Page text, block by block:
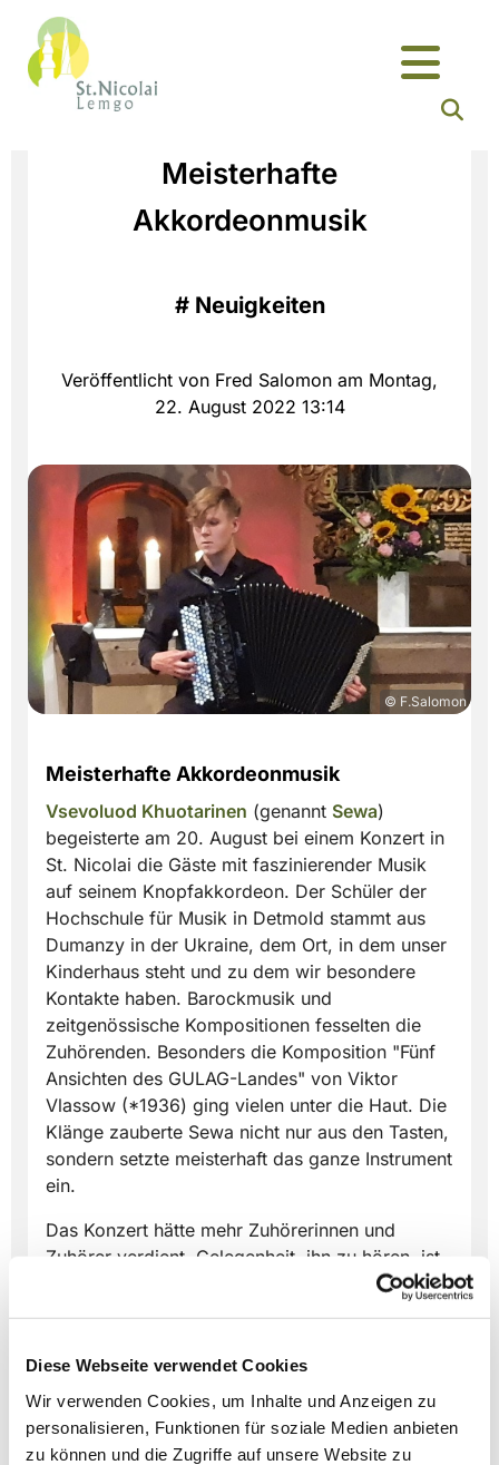
Diese Webseite verwendet Cookies
Wir verwenden Cookies, um Inhalte und Anzeigen zu
personalisieren, Funktionen für soziale Medien anbieten
zu können und die Zugriffe auf unsere Website zu
Meisterhafte
Akkordeonmusik
# Neuigkeiten
Veröffentlicht von Fred Salomon am Montag,
22. August 2022 13:14
© F.Salomon
Meisterhafte Akkordeonmusik
Vsevoluod Khuotarinen (genannt Sewa)
begeisterte am 20. August bei einem Konzert in
St. Nicolai die Gäste mit faszinierender Musik
auf seinem Knopfakkordeon. Der Schüler der
Hochschule für Musik in Detmold stammt aus
Dumanzy in der Ukraine, dem Ort, in dem unser
Kinderhaus steht und zu dem wir besondere
Kontakte haben. Barockmusik und
zeitgenössische Kompositionen fesselten die
Zuhörenden. Besonders die Komposition "Fünf
Ansichten des GULAG-Landes" von Viktor
Vlassow (*1936) ging vielen unter die Haut. Die
Klänge zauberte Sewa nicht nur aus den Tasten,
sondern setzte meisterhaft das ganze Instrument
ein.
Das Konzert hätte mehr Zuhörerinnen und
Zuhörer verdient. Gelegenheit, ihn zu hören, ist
. An dem Tag
http://vsevolodkhuotarinen.tilda.ws/
weitere Informationen zur Person von Sewa,
seiner Biographie und seinen vielfältigen
Auszeichnungen.